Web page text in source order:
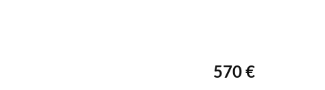
570 €